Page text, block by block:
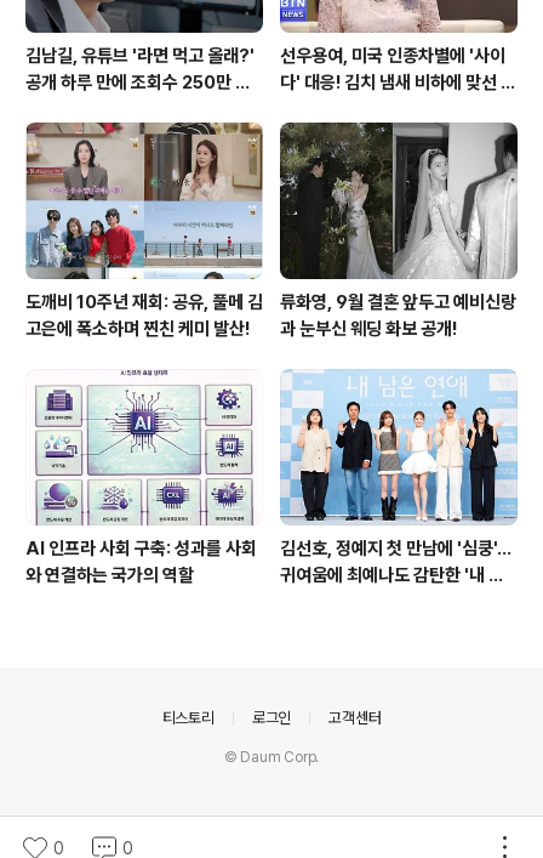
김남길, 유튜브 '라면 먹고 올래?'
공개 하루 만에 조회수 250만 돌
선우용여, 미국 인종차별에 '사이
다' 대응! 김치 냄새 비하에 맞선 통
도깨비 10주년 재회: 공유, 풀메 김
고은에 폭소하며 찐친 케미 발산!
류화영, 9월 결혼 앞두고 예비신랑
과 눈부신 웨딩 화보 공개!
AI 인프라 사회 구축: 성과를 사회
와 연결하는 국가의 역할
김선호, 정예지 첫 만남에 '심쿵'…
귀여움에 최예나도 감탄한 '내 남
0 0
티스토리 로그인 고객센터
© Daum Corp.